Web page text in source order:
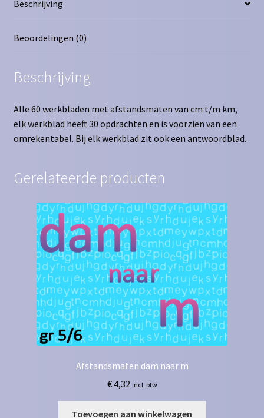
Beschrijving
Beoordelingen (0)
Beschrijving
Alle 60 werkbladen met afstandsmaten van cm t/m km,
elk werkblad heeft 30 opdrachten en is voorzien van een
omrekentabel. Bij elk werkblad zit ook een antwoordblad.
Gerelateerde producten
Afstandsmaten dam naar m
€4,32 incl. btw
Toevoegen aan winkelwagen